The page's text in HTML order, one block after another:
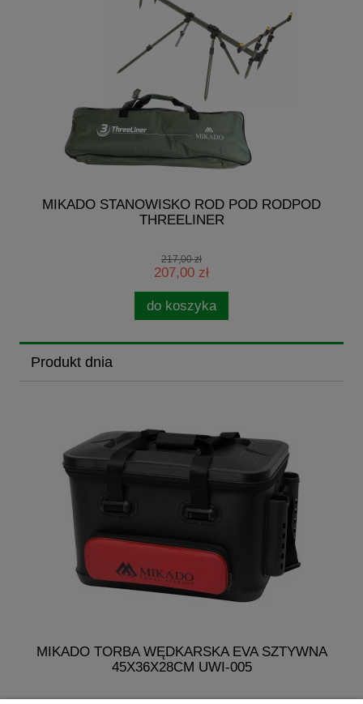
MIKADO STANOWISKO ROD POD RODPOD
THREELINER
217,00 zł
207,00 zł
do koszyka
Produkt dnia
MIKADO TORBA WĘDKARSKA EVA SZTYWNA
45X36X28CM UWI-005